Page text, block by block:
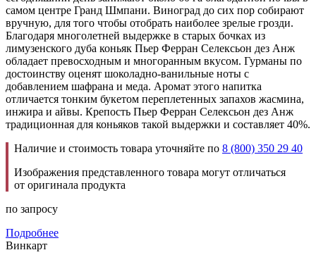
самом центре Гранд Шмпани. Виноград до сих пор собирают
вручную, для того чтобы отобрать наиболее зрелые грозди.
Благодаря многолетней выдержке в старых бочках из
лимузенского дуба коньяк Пьер Ферран Селексьон дез Анж
обладает превосходным и многоранным вкусом. Гурманы по
достоинству оценят шоколадно-ванильные ноты с
добавлением шафрана и меда. Аромат этого напитка
отличается тонким букетом переплетенных запахов жасмина,
инжира и айвы. Крепость Пьер Ферран Селексьон дез Анж
традиционная для коньяков такой выдержки и составляет 40%.
Наличие и стоимость товара уточняйте по 8 (800) 350 29 40
Изображения представленного товара могут отличаться
от оригинала продукта
по запросу
Подробнее
Винкарт